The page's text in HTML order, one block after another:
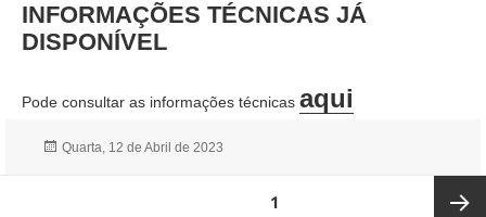
INFORMAÇÕES TÉCNICAS JÁ
DISPONÍVEL
Pode consultar as informações técnicas aqui
Publicado
Quarta, 12 de Abril de 2023
1